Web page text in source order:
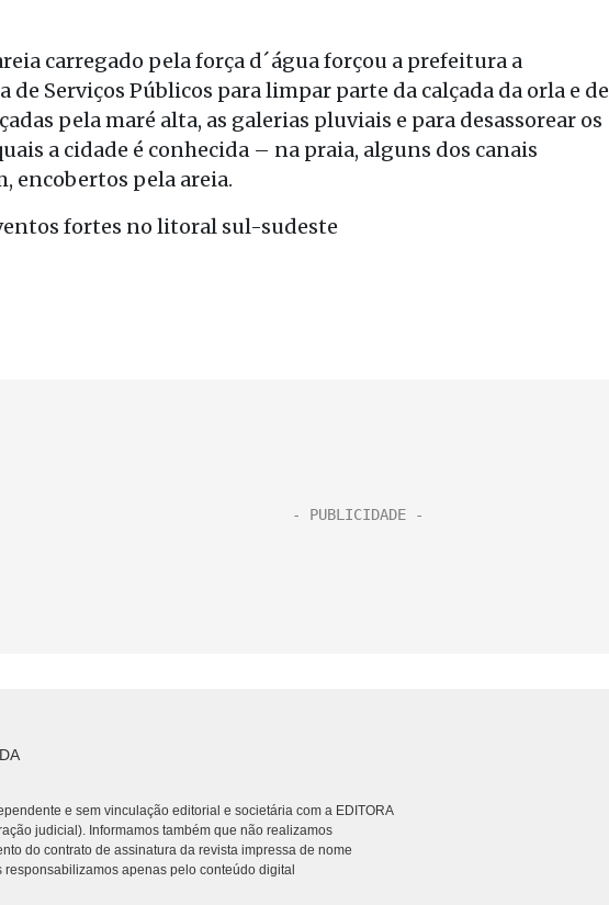
carregado pela força d´água forçou a prefeitura a
de Serviços Públicos para limpar parte da calçada da orla e de
pela maré alta, as galerias pluviais e para desassorear os
a cidade é conhecida – na praia, alguns dos canais
encobertos pela areia.
fortes no litoral sul-sudeste
e sem vinculação editorial e societária com a EDITORA
judicial). Informamos também que não realizamos
do contrato de assinatura da revista impressa de nome
responsabilizamos apenas pelo conteúdo digital